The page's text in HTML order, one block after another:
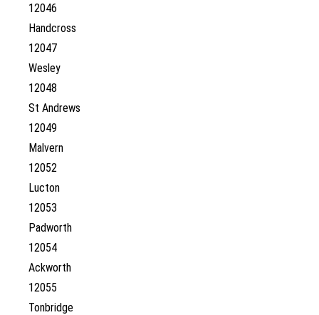
12046
Handcross
12047
Wesley
12048
St Andrews
12049
Malvern
12052
Lucton
12053
Padworth
12054
Ackworth
12055
Tonbridge